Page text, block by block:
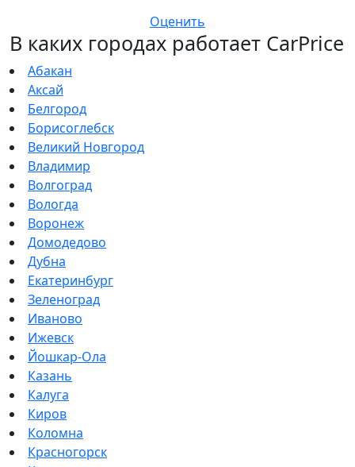
Оценить
В каких городах работает CarPrice
Абакан
Аксай
Белгород
Борисоглебск
Великий Новгород
Владимир
Волгоград
Вологда
Воронеж
Домодедово
Дубна
Екатеринбург
Зеленоград
Иваново
Ижевск
Йошкар-Ола
Казань
Калуга
Киров
Коломна
Красногорск